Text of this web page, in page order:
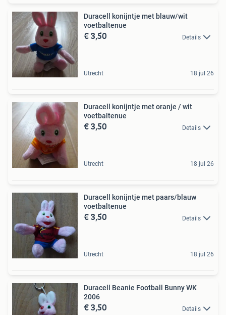
Duracell konijntje met blauw/wit
voetbaltenue
€ 3,50 Details
Utrecht 18 jul 26
Duracell konijntje met oranje / wit
voetbaltenue
€ 3,50 Details
Utrecht 18 jul 26
Duracell konijntje met paars/blauw
voetbaltenue
€ 3,50 Details
Utrecht 18 jul 26
Duracell Beanie Football Bunny WK
2006
€ 3,50 Details